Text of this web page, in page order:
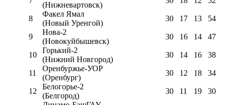
(Нижневартовск)
8
Факел Ямал
(Новый Уренгой)
30 17 13 54
9
Нова-2
(Новокуйбышевск)
30 16 14 47
10
Горький-2
(Нижний Новгород)
30 14 16 38
11
Оренбуржье-УОР
(Оренбург)
30 12 18 34
12
Белогорье-2
(Белгород)
30 11 19 30